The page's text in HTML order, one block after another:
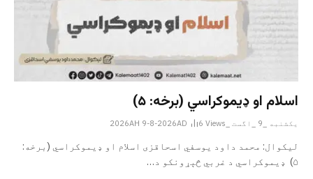
اسلام او ډیموکراسي (برخه: ۵)
یکشنبه _9 _اگست _2026AH 9-8-2026AD 6 Views
لیکوال: محمد داود یوسفي اسحاقزی اسلام او ډیموکراسي (برخه:
۵) ډیموکراسي د غربي څېړونکو د…